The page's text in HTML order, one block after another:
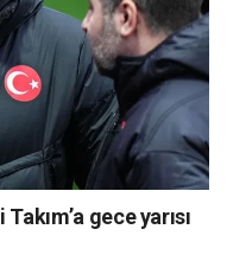
gece yarısı